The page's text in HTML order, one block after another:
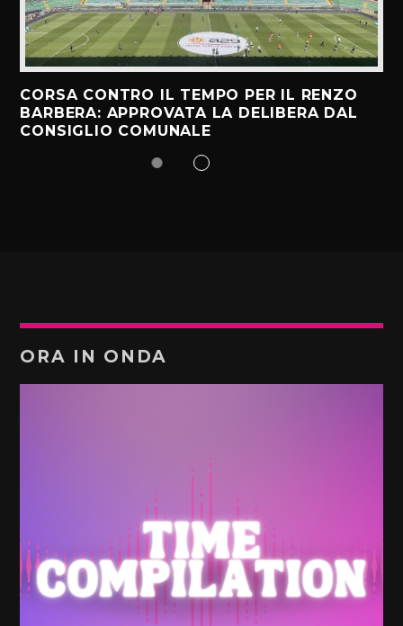
CORSA CONTRO IL TEMPO PER IL RENZO
BARBERA: APPROVATA LA DELIBERA DAL
CONSIGLIO COMUNALE
ORA IN ONDA